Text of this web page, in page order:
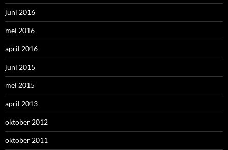
juni 2016
mei 2016
april 2016
juni 2015
mei 2015
april 2013
oktober 2012
oktober 2011